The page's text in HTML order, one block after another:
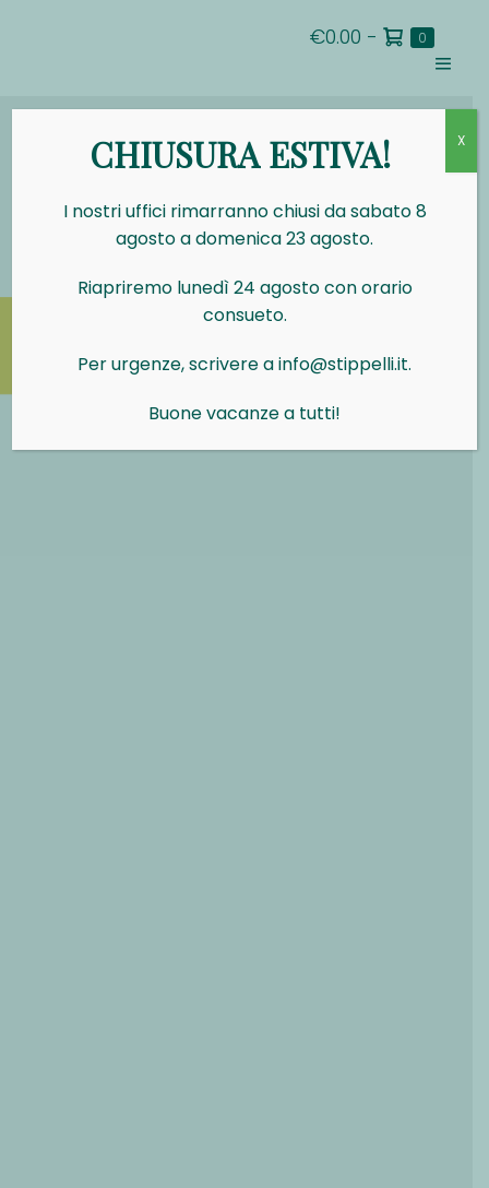
Carrello
€0.00 - 0Articoli
nel
carrello
CHIUSURA ESTIVA!
I nostri uffici rimarranno chiusi da sabato 8
agosto a domenica 23 agosto.
Riapriremo lunedì 24 agosto con orario
consueto.
Per urgenze, scrivere a info@stippelli.it.
Buone vacanze a tutti!
X